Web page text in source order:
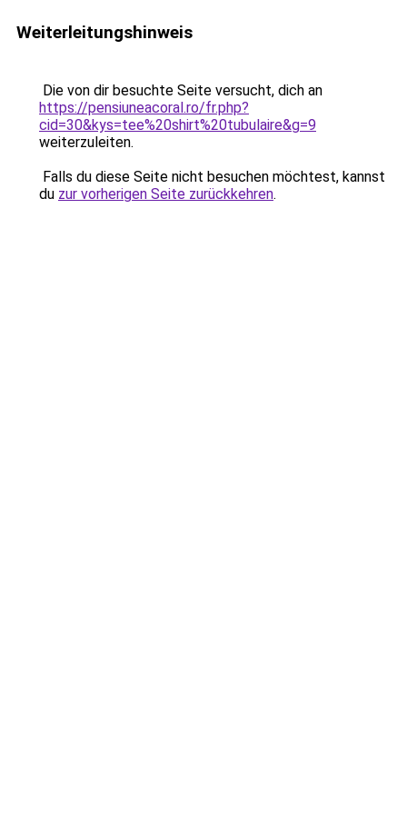
Weiterleitungshinweis
Die von dir besuchte Seite versucht, dich an
https://pensiuneacoral.ro/fr.php?
cid=30&kys=tee%20shirt%20tubulaire&g=9
weiterzuleiten.
Falls du diese Seite nicht besuchen möchtest, kannst
du zur vorherigen Seite zurückkehren.